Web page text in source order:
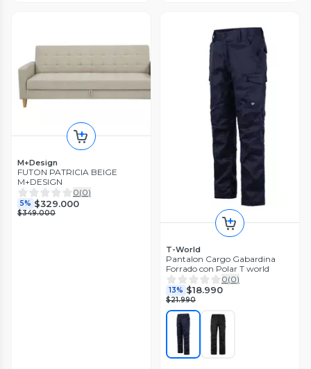
M+Design
FUTON PATRICIA BEIGE
M+DESIGN
0(0)
5% $329.000
$349.000
T-World
Pantalon Cargo Gabardina
Forrado con Polar T world
0(0)
13% $18.990
$21.990